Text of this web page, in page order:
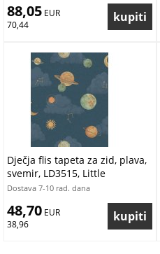
88,05 EUR
70,44
Dječja flis tapeta za zid, plava,
svemir, LD3515, Little
Dreamers, Grandeco | Ljepilo
Dostava 7-10 rad. dana
48,70 EUR
38,96